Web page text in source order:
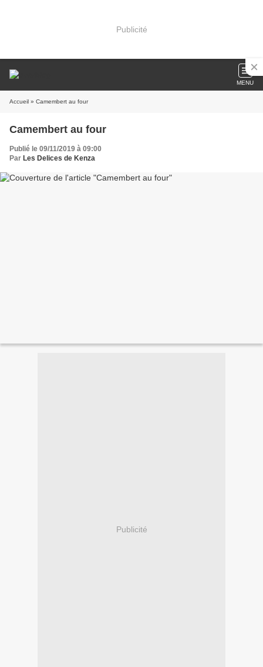
Publicité
MENU
Accueil » Camembert au four
Camembert au four
Publié le 09/11/2019 à 09:00
Par Les Delices de Kenza
Publicité